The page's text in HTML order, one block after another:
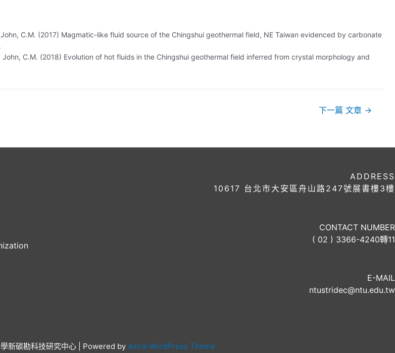
C.M. (2017) Magmatic-like fluid source of the Chingshui geothermal field, NE Taiwan evidenced by carbonate
C.M. (2018) Evolution of hot fluids in the Chingshui geothermal field inferred from crystal morphology and
下一篇 文章 →
ADDRESS
10617 台北市大安區舟山路247號展書樓3樓
CONTACT NUMBER
( 02 ) 3366-4240轉11
E-MAIL
ntustridec@ntu.edu.tw
新碳勘科技研究中心 | Powered by Astra WordPress Theme